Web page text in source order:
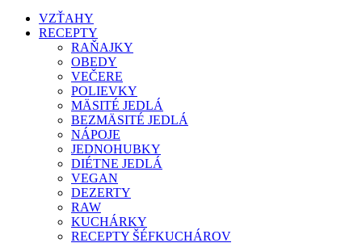
VZŤAHY
RECEPTY
RAŇAJKY
OBEDY
VEČERE
POLIEVKY
MÄSITÉ JEDLÁ
BEZMÄSITÉ JEDLÁ
NÁPOJE
JEDNOHUBKY
DIÉTNE JEDLÁ
VEGAN
DEZERTY
RAW
KUCHÁRKY
RECEPTY ŠÉFKUCHÁROV